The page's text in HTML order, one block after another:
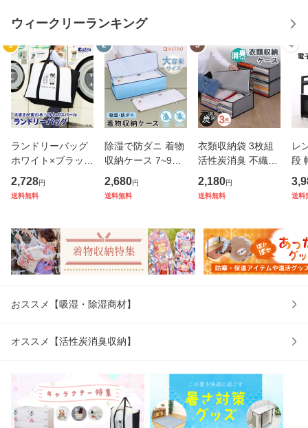
ウィークリーランキング
1
ランドリーバッグ
ホワイト×ブラック
リサとガスパール
大容量 マチ幅が変
グ 洗濯カゴ ランド
リー
2,728円
送料無料
2
除湿で防ダニ 着物
収納ケース 7~9枚
収納 持ち手付き 通
気性の良い不織布
紙ごと 着物収納袋
浴衣 和服
2,680円
送料無料
3
衣類収納袋 3枚組
活性炭消臭 不織布
収納ケース 洋服 衣
装ケース 衣替え 保
2,180円
送料無料
4
レ
段
縮
ッ
ス
送料
おススメ【吸湿・除湿商材】
オススメ【活性炭消臭収納】